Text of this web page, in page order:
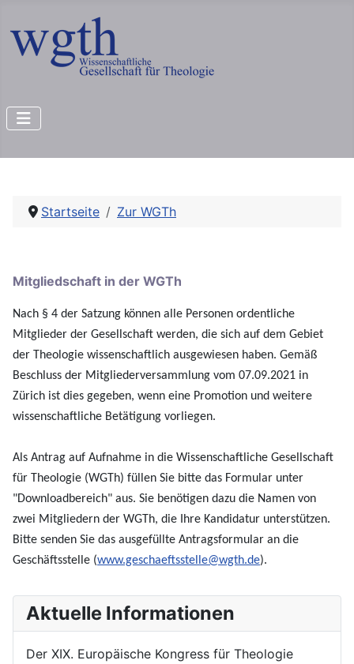
Startseite Zur WGTh
Mitgliedschaft in der WGTh
Nach § 4 der Satzung können alle Personen ordentliche
Mitglieder der Gesellschaft werden, die sich auf dem Gebiet
der Theologie wissenschaftlich ausgewiesen haben. Gemäß
Beschluss der Mitgliederversammlung vom 07.09.2021 in
Zürich ist dies gegeben, wenn eine Promotion und weitere
wissenschaftliche Betätigung vorliegen.
Als Antrag auf Aufnahme in die Wissenschaftliche Gesellschaft
für Theologie (WGTh) füllen Sie bitte das Formular unter
"Downloadbereich" aus. Sie benötigen dazu die Namen von
zwei Mitgliedern der WGTh, die Ihre Kandidatur unterstützen.
Bitte senden Sie das ausgefüllte Antragsformular an die
Geschäftsstelle (www.geschaeftsstelle@wgth.de).
Aktuelle Informationen
Der XIX. Europäische Kongress für Theologie